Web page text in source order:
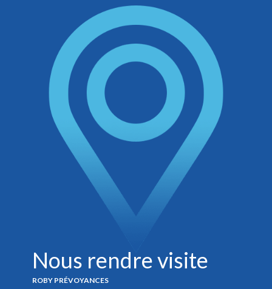
Nous rendre visite
ROBY PRÉVOYANCES